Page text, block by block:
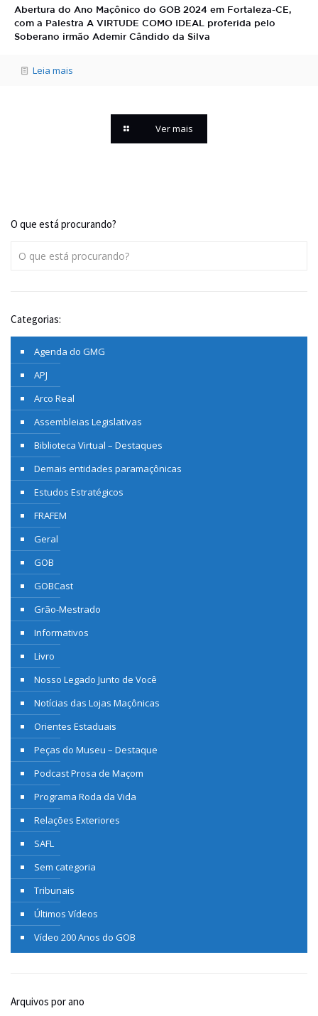
Abertura do Ano Maçônico do GOB 2024 em Fortaleza-CE,
com a Palestra A VIRTUDE COMO IDEAL proferida pelo
Soberano irmão Ademir Cândido da Silva
Leia mais
Ver mais
O que está procurando?
Categorias:
Agenda do GMG
APJ
Arco Real
Assembleias Legislativas
Biblioteca Virtual – Destaques
Demais entidades paramaçônicas
Estudos Estratégicos
FRAFEM
Geral
GOB
GOBCast
Grão-Mestrado
Informativos
Livro
Nosso Legado Junto de Você
Notícias das Lojas Maçônicas
Orientes Estaduais
Peças do Museu – Destaque
Podcast Prosa de Maçom
Programa Roda da Vida
Relações Exteriores
SAFL
Sem categoria
Tribunais
Últimos Vídeos
Vídeo 200 Anos do GOB
Arquivos por ano